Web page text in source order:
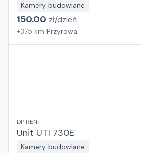
Kamery budowlane
150.00 zł/dzień
+375 km Przyrowa
DP RENT
Unit UTI 730E
Kamery budowlane